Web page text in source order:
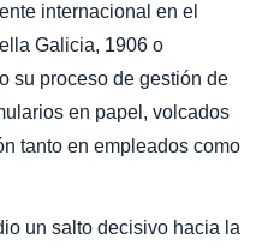
internacional en el
Galicia, 1906 o
su proceso de gestión de
en papel, volcados
tanto en empleados como
un salto decisivo hacia la